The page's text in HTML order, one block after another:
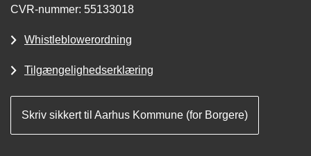
CVR-nummer: 55133018
Whistleblowerordning
Tilgængelighedserklæring
Skriv sikkert til Aarhus Kommune (for Borgere)